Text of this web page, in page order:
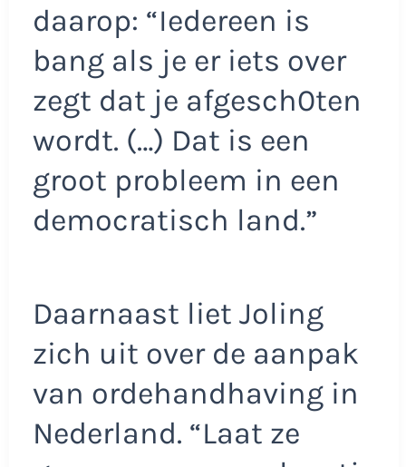
daarop: “Iedereen is
bang als je er iets over
zegt dat je afgesch0ten
wordt. (…) Dat is een
groot probleem in een
democratisch land.”
Daarnaast liet Joling
zich uit over de aanpak
van ordehandhaving in
Nederland. “Laat ze